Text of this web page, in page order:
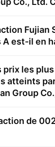
Fujian
A est-il en
prix les
atteints
Group
de